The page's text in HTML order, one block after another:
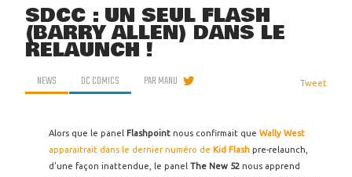
SDCC : UN SEUL FLASH
(BARRY ALLEN) DANS LE
RELAUNCH !
NEWS DC COMICS PARMANU Tweet
Alors que le panel Flashpoint nous confirmait que Wally West
apparaitrait dans le dernier numéro de Kid Flash pre-relaunch,
d'une façon inattendue, le panel The New 52 nous apprend